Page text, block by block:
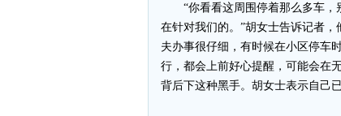
“你看看这周围停着那么多车，
在针对我们的。”胡女士告诉记者
夫办事很仔细，有时候在小区停车
行，都会上前好心提醒，可能会在
背后下这种黑手。胡女士表示自己